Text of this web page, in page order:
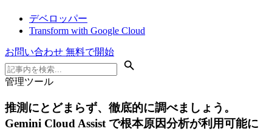
デベロッパー
Transform with Google Cloud
お問い合わせ 無料で開始
管理ツール
推測にとどまらず、徹底的に調べましょう。
Gemini Cloud Assist で根本原因分析が利用可能に